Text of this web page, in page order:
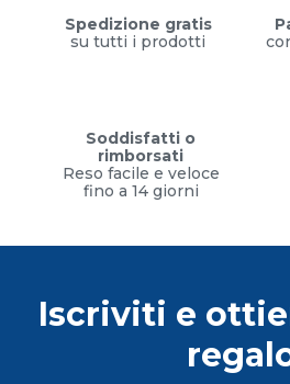
Spedizione gratis
su tutti i prodotti
Soddisfatti o
rimborsati
Reso facile e veloce
fino a 14 giorni
Iscriviti e